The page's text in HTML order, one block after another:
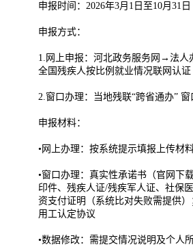
申报时间：2026年3月1日至10月31日
申报方式：
1.网上申报：河北政务服务网→法
全国残疾人按比例就业情况联网认证
2.窗口办理：当地残联“跨省通办” 窗
申报材料：
•网上办理：按系统提示填报上传材
•窗口办理：真实性承诺书（官网下
印件、残疾人证/残疾军人证、社保
资支付证明（系统比对失败需提供
用工认定协议
•数据修改：需提交情况说明及个人